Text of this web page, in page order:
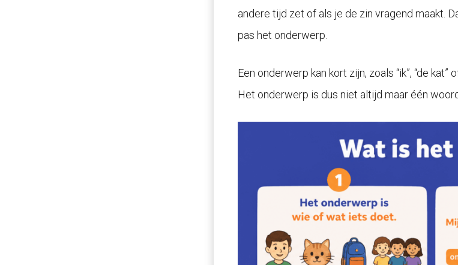
andere tijd zet of als je de zin vragend maakt.
pas het onderwerp.
Een onderwerp kan kort zijn, zoals “ik”, “de kat”
Het onderwerp is dus niet altijd maar één